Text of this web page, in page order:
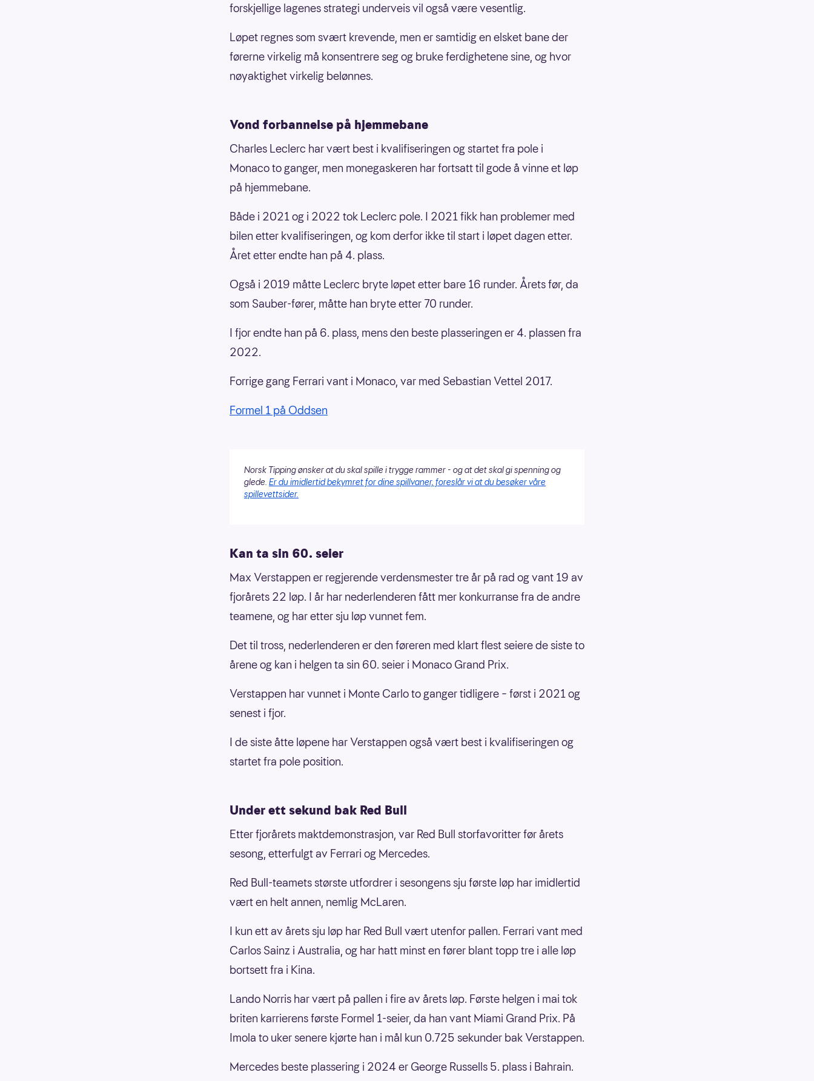
forskjellige lagenes strategi underveis vil også være vesentlig.
Løpet regnes som svært krevende, men er samtidig en elsket bane der
førerne virkelig må konsentrere seg og bruke ferdighetene sine, og hvor
nøyaktighet virkelig belønnes.
Vond forbannelse på hjemmebane
Charles Leclerc har vært best i kvalifiseringen og startet fra pole i
Monaco to ganger, men monegaskeren har fortsatt til gode å vinne et løp
på hjemmebane.
Både i 2021 og i 2022 tok Leclerc pole. I 2021 fikk han problemer med
bilen etter kvalifiseringen, og kom derfor ikke til start i løpet dagen etter.
Året etter endte han på 4. plass.
Også i 2019 måtte Leclerc bryte løpet etter bare 16 runder. Årets før, da
som Sauber-fører, måtte han bryte etter 70 runder.
I fjor endte han på 6. plass, mens den beste plasseringen er 4. plassen fra
2022.
Forrige gang Ferrari vant i Monaco, var med Sebastian Vettel 2017.
Formel 1 på Oddsen
Norsk Tipping ønsker at du skal spille i trygge rammer - og at det skal gi spenning og
glede. Er du imidlertid bekymret for dine spillvaner, foreslår vi at du besøker våre
spillevettsider.
Kan ta sin 60. seier
Max Verstappen er regjerende verdensmester tre år på rad og vant 19 av
fjorårets 22 løp. I år har nederlenderen fått mer konkurranse fra de andre
teamene, og har etter sju løp vunnet fem.
Det til tross, nederlenderen er den føreren med klart flest seiere de siste to
årene og kan i helgen ta sin 60. seier i Monaco Grand Prix.
Verstappen har vunnet i Monte Carlo to ganger tidligere – først i 2021 og
senest i fjor.
I de siste åtte løpene har Verstappen også vært best i kvalifiseringen og
startet fra pole position.
Under ett sekund bak Red Bull
Etter fjorårets maktdemonstrasjon, var Red Bull storfavoritter før årets
sesong, etterfulgt av Ferrari og Mercedes.
Red Bull-teamets største utfordrer i sesongens sju første løp har imidlertid
vært en helt annen, nemlig McLaren.
I kun ett av årets sju løp har Red Bull vært utenfor pallen. Ferrari vant med
Carlos Sainz i Australia, og har hatt minst en fører blant topp tre i alle løp
bortsett fra i Kina.
Lando Norris har vært på pallen i fire av årets løp. Første helgen i mai tok
briten karrierens første Formel 1-seier, da han vant Miami Grand Prix. På
Imola to uker senere kjørte han i mål kun 0.725 sekunder bak Verstappen.
Mercedes beste plassering i 2024 er George Russells 5. plass i Bahrain.